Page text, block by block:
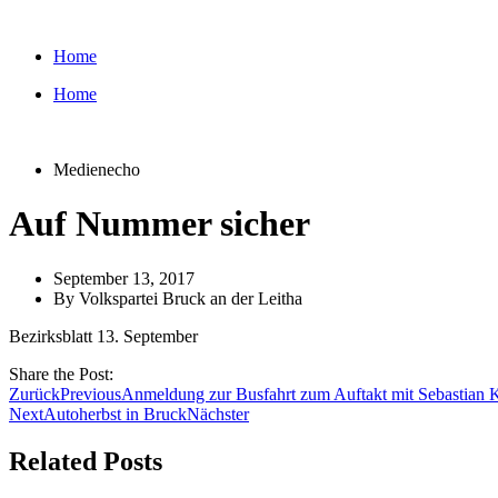
wechselnHome
Home
Medienecho
Auf Nummer sicher
September 13, 2017
By Volkspartei Bruck an der Leitha
Bezirksblatt 13. September
Share the Post:
ZurückPreviousAnmeldung zur Busfahrt zum Auftakt mit Sebastian
NextAutoherbst in BruckNächster
Related Posts